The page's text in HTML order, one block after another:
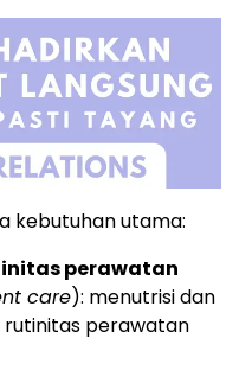
kebutuhan utama:
perawatan
care): menutrisi dan
perawatan